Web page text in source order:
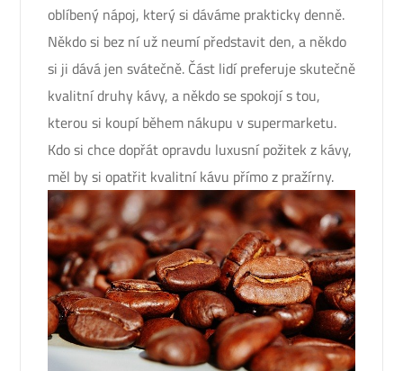
oblíbený nápoj, který si dáváme prakticky denně.
Někdo si bez ní už neumí představit den, a někdo
si ji dává jen svátečně. Část lidí preferuje skutečně
kvalitní druhy kávy, a někdo se spokojí s tou,
kterou si koupí během nákupu v supermarketu.
Kdo si chce dopřát opravdu luxusní požitek z kávy,
měl by si opatřit kvalitní kávu přímo z pražírny.